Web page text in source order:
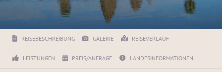
REISEBESCHREIBUNG GALERIE REISEVERLAUF
LEISTUNGEN PREIS/ANFRAGE LANDESINFORMATIONEN